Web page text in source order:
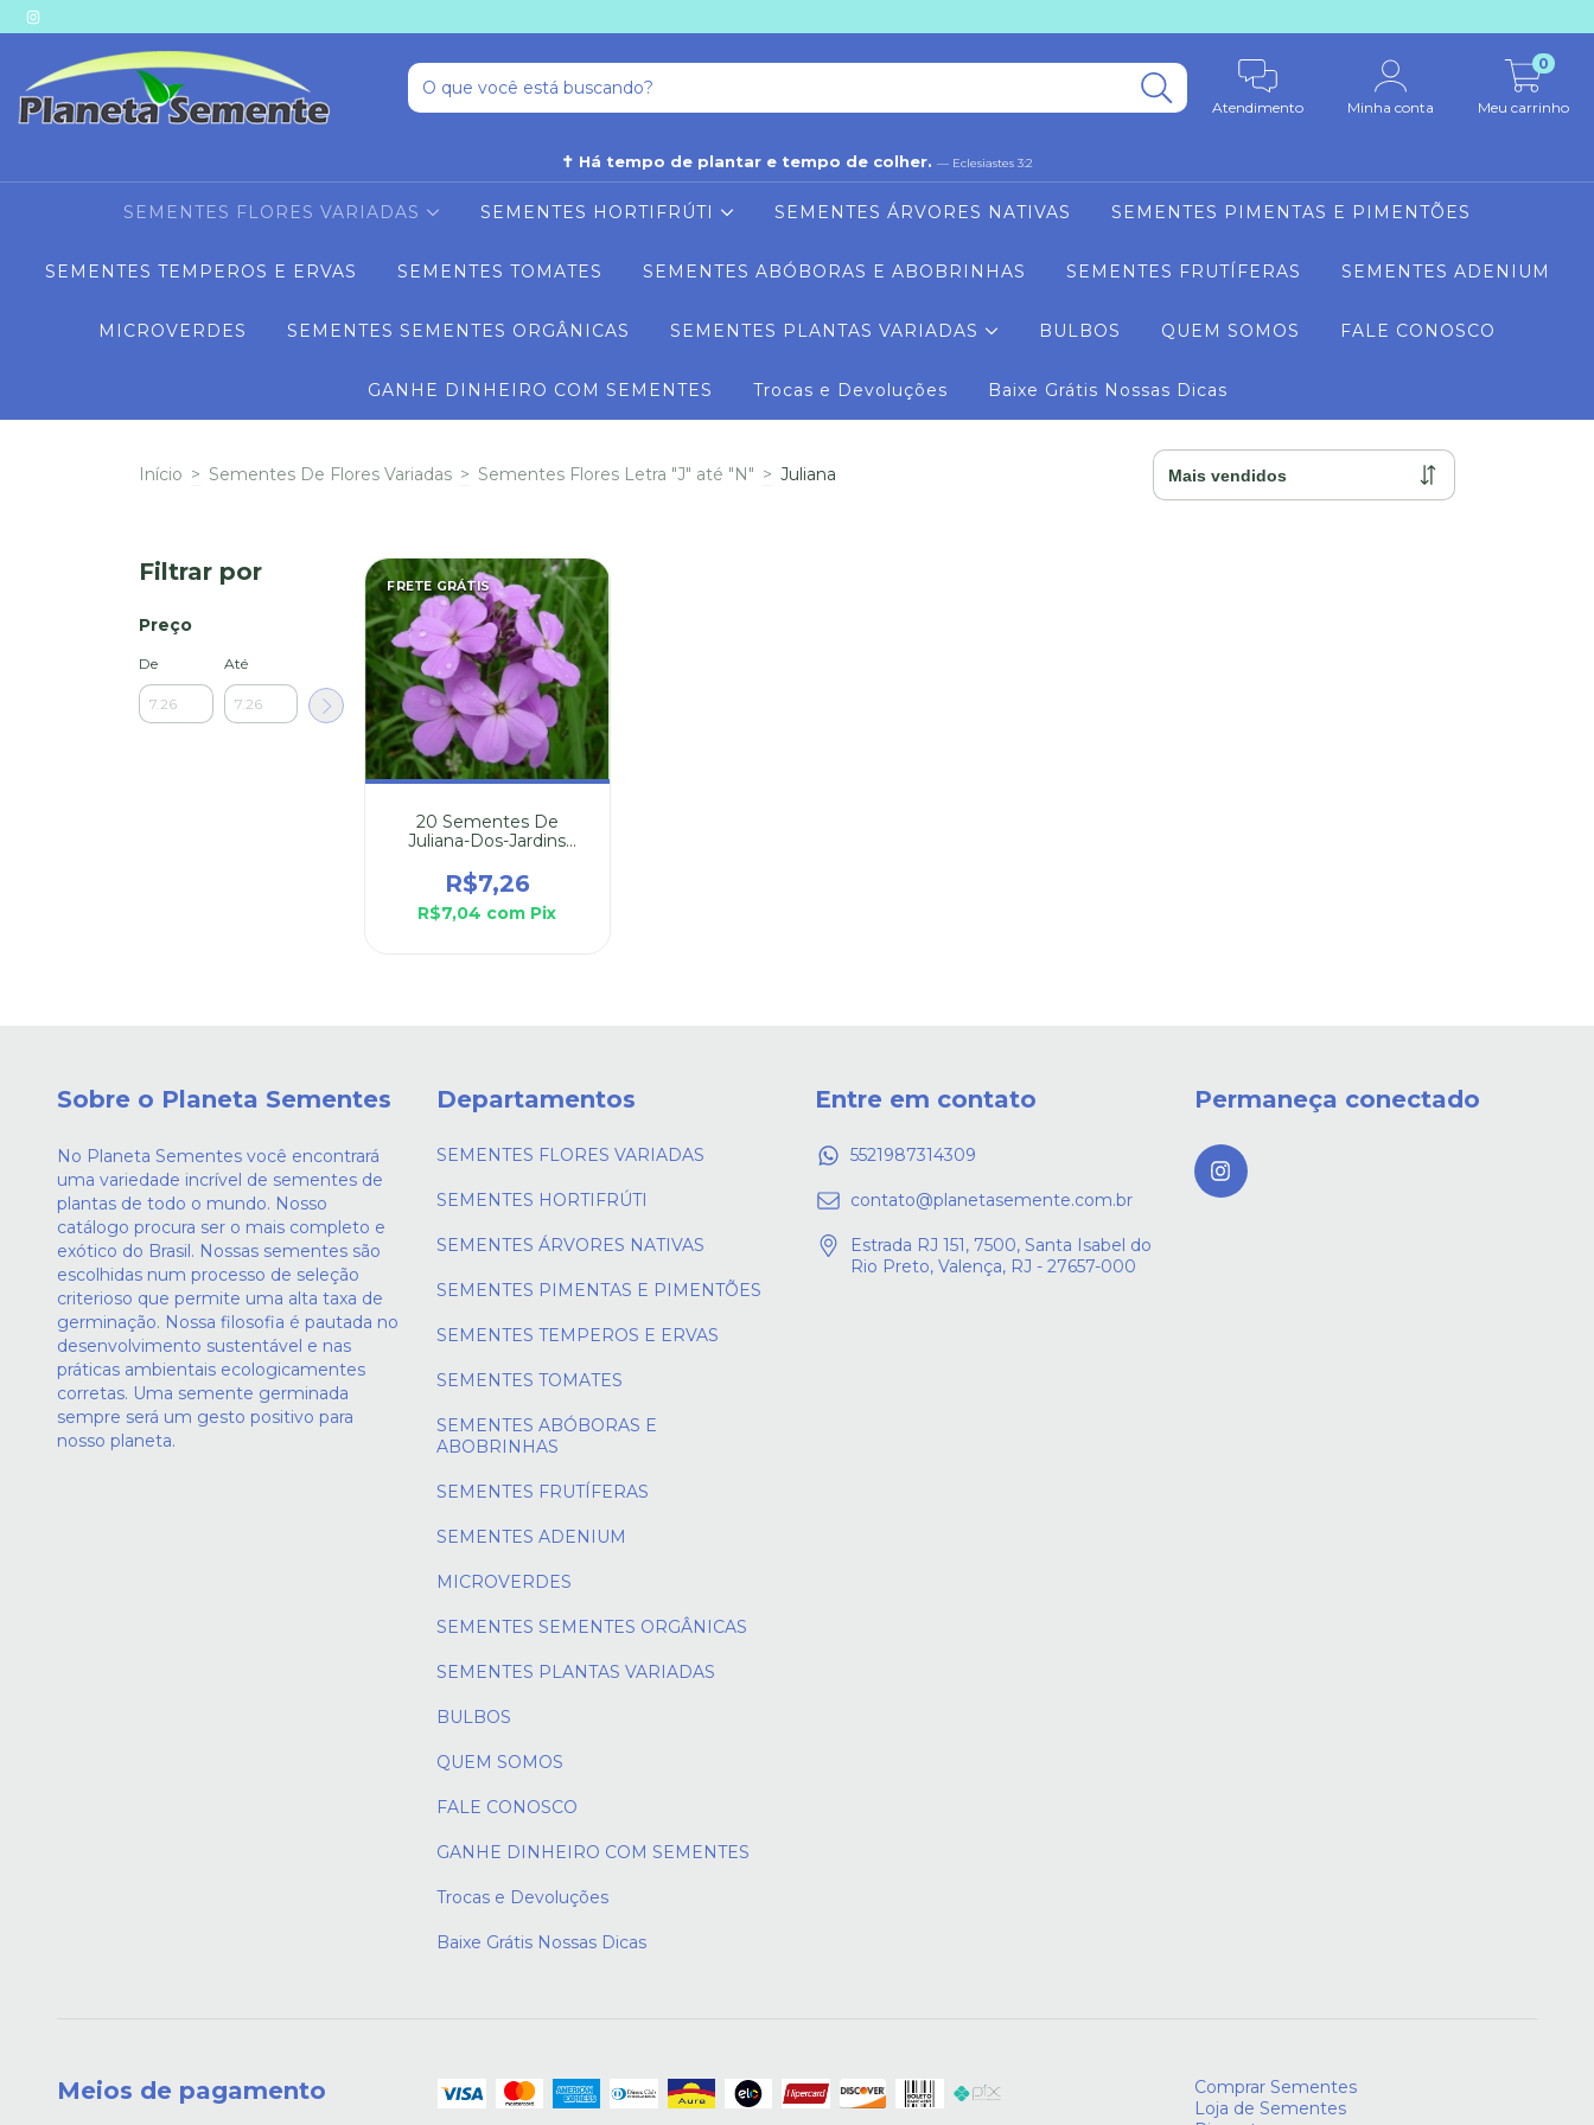
✝ Há tempo de plantar e tempo de colher. — Eclesiastes 3:2
Atendimento Minha conta Meu carrinho
0
SEMENTES FLORES VARIADAS SEMENTES HORTIFRÚTI SEMENTES ÁRVORES NATIVAS SEMENTES PIMENTAS E PIMENTÕES
SEMENTES TEMPEROS E ERVAS SEMENTES TOMATES SEMENTES ABÓBORAS E ABOBRINHAS SEMENTES FRUTÍFERAS SEMENTES ADENIUM
MICROVERDES SEMENTES SEMENTES ORGÂNICAS SEMENTES PLANTAS VARIADAS BULBOS QUEM SOMOS FALE CONOSCO
GANHE DINHEIRO COM SEMENTES Trocas e Devoluções Baixe Grátis Nossas Dicas
Início > Sementes De Flores Variadas > Sementes Flores Letra "J" até "N" > Juliana
Filtrar por
Preço
De Até
FRETE GRÁTIS
20 Sementes De
Juliana-Dos-Jardins
R$7,26
R$7,04 com Pix
Sobre o Planeta Sementes
No Planeta Sementes você encontrará
uma variedade incrível de sementes de
plantas de todo o mundo. Nosso
catálogo procura ser o mais completo e
exótico do Brasil. Nossas sementes são
escolhidas num processo de seleção
criterioso que permite uma alta taxa de
germinação. Nossa filosofia é pautada no
desenvolvimento sustentável e nas
práticas ambientais ecologicamentes
corretas. Uma semente germinada
sempre será um gesto positivo para
nosso planeta.
Departamentos
SEMENTES FLORES VARIADAS
SEMENTES HORTIFRÚTI
SEMENTES ÁRVORES NATIVAS
SEMENTES PIMENTAS E PIMENTÕES
SEMENTES TEMPEROS E ERVAS
SEMENTES TOMATES
SEMENTES ABÓBORAS E
ABOBRINHAS
SEMENTES FRUTÍFERAS
SEMENTES ADENIUM
MICROVERDES
SEMENTES SEMENTES ORGÂNICAS
SEMENTES PLANTAS VARIADAS
BULBOS
QUEM SOMOS
FALE CONOSCO
GANHE DINHEIRO COM SEMENTES
Trocas e Devoluções
Baixe Grátis Nossas Dicas
Entre em contato
5521987314309
contato@planetasemente.com.br
Estrada RJ 151, 7500, Santa Isabel do
Rio Preto, Valença, RJ - 27657-000
Permaneça conectado
Meios de pagamento
Comprar Sementes
Loja de Sementes